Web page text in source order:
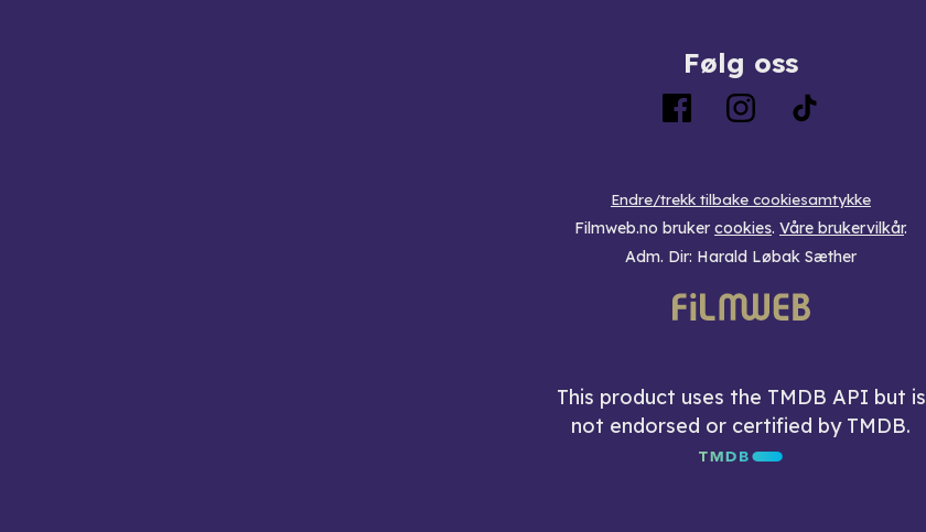
Følg oss
Endre/trekk tilbake cookiesamtykke
Filmweb.no bruker cookies. Våre brukervilkår.
Adm. Dir: Harald Løbak Sæther
This product uses the TMDB API but is
not endorsed or certified by TMDB.